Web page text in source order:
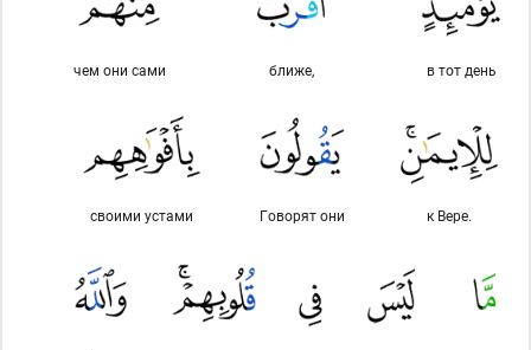
в тот день
ближе,
чем они сами
к Вере.
Говорят они
своими устами